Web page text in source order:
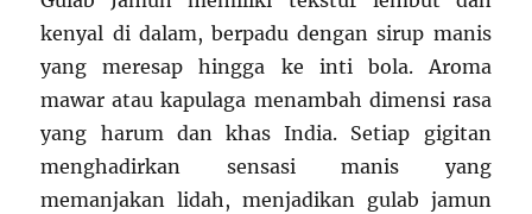
kenyal di dalam, berpadu dengan sirup manis
yang meresap hingga ke inti bola. Aroma
mawar atau kapulaga menambah dimensi rasa
yang harum dan khas India. Setiap gigitan
menghadirkan sensasi manis yang
memanjakan lidah, menjadikan gulab jamun